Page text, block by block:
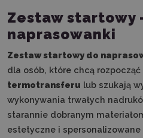
Zestaw startowy
naprasowanki
Zestaw startowy do
dla osób, które chcą
termotransferu lub szukają
wykonywania trwałych
starannie dobranym
estetyczne i